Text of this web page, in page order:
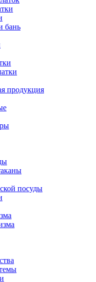
бань
продукция
посуды